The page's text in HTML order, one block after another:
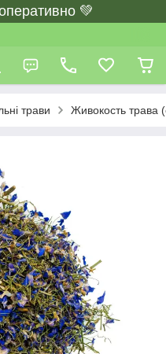
💚
трави Живокость трава